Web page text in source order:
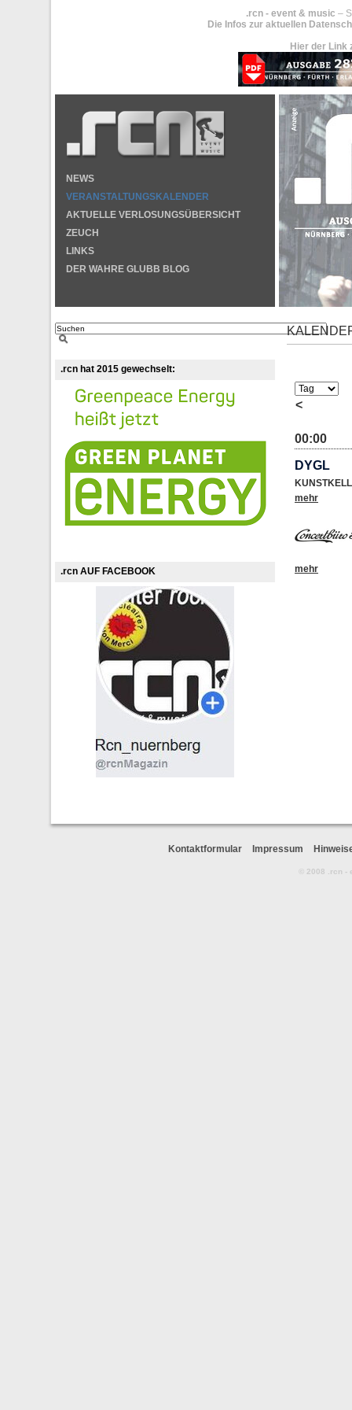
.rcn - event & music –
Die Infos zur aktuellen
Hier der Link
NEWS
VERANSTALTUNGSKALENDER
AKTUELLE VERLOSUNGSÜBERSICHT
ZEUCH
LINKS
DER WAHRE GLUBB BLOG
.rcn hat 2015 gewechselt:
.rcn AUF FACEBOOK
<
00:00
DYGL
mehr
mehr
Kontaktformular Impressum
© 2008 .rcn